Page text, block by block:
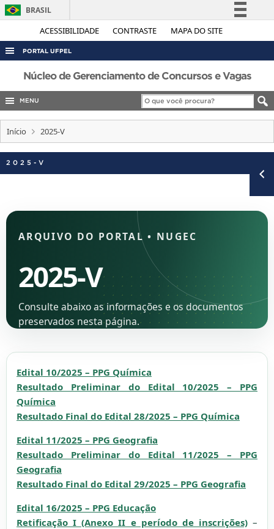
ACESSIBILIDADE CONTRASTE MAPA DO SITE
BRASIL
Simplifique!
Legislação
Canais
PORTAL UFPEL
ACESSO À INFORMAÇÃO
AUDITORIA
CONCURSOS
INTERNACIONAL
TELEFONES
Núcleo de Gerenciamento de Concursos e Vagas
MENU
Início 2025-V
2025-V
ARQUIVO DO PORTAL• NUGEC
2025-V
Consulte abaixo as informações e os documentos
preservados nesta página.
Edital 10/2025 – PPG Química
Resultado Preliminar do Edital 10/2025 – PPG
Química
Resultado Final do Edital 28/2025 – PPG Química
Edital 11/2025 – PPG Geografia
Resultado Preliminar do Edital 11/2025 – PPG
Geografia
Resultado Final do Edital 29/2025 – PPG Geografia
Edital 16/2025 – PPG Educação
Retificação I (Anexo II e período de inscrições)–